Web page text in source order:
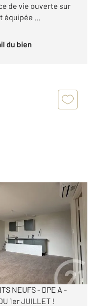
de vie ouverte sur
équipée ...
du bien
NEUFS - DPE A -
1er JUILLET !